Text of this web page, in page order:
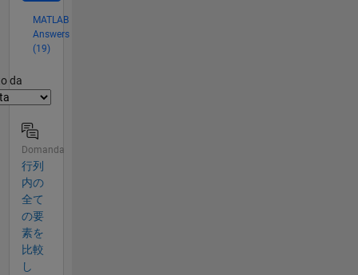
MATLAB
Answers
(19)
da
Domanda
行列
内の
全て
の要
素を
比較
し